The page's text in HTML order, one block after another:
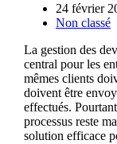
24 février
Non classé
La gestion des
central pour les
mêmes clients
doivent être
effectués.
processus reste
solution efficace